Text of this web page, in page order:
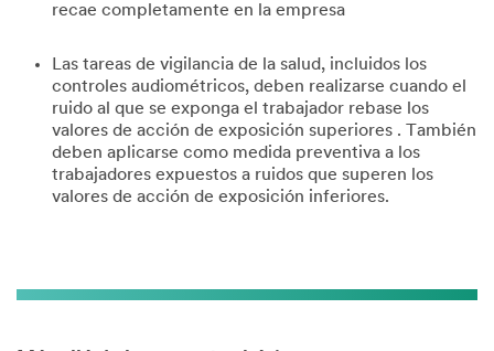
recae completamente en la empresa
Las tareas de vigilancia de la salud, incluidos los
controles audiométricos, deben realizarse cuando el
ruido al que se exponga el trabajador rebase los
valores de acción de exposición superiores . También
deben aplicarse como medida preventiva a los
trabajadores expuestos a ruidos que superen los
valores de acción de exposición inferiores.